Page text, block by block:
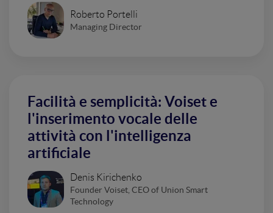
Roberto Portelli
Managing Director
Facilità e semplicità: Voiset e
l'inserimento vocale delle
attività con l'intelligenza
artificiale
Denis Kirichenko
Founder Voiset, CEO of Union Smart
Technology